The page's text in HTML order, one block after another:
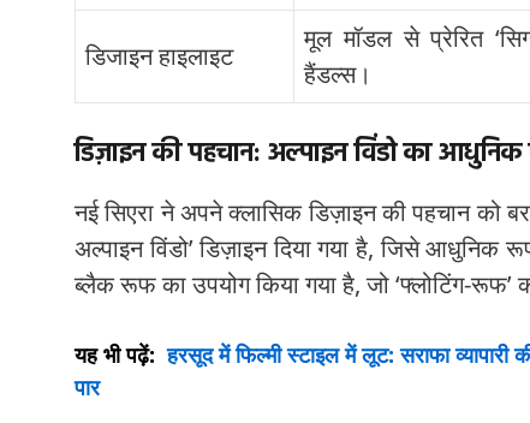
डिजाइन हाइलाइट
मूल मॉडल से प्रेरित
हैंडल्स।
डिज़ाइन की पहचान: अल्पाइन विंडो का
नई सिएरा ने अपने क्लासिक डिज़ाइन की पहचान को
अल्पाइन विंडो’ डिज़ाइन दिया गया है, जिसे
ब्लैक रूफ का उपयोग किया गया है, जो ‘फ्लोटिंग-रूफ’
यह भी पढ़ें: हरसूद में फिल्मी स्टाइल में लूट: सराफा
पार